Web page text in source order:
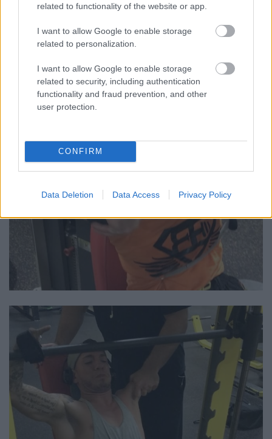
related to functionality of the website or app.
I want to allow Google to enable storage
related to personalization.
I want to allow Google to enable storage
related to security, including authentication
functionality and fraud prevention, and other
user protection.
CONFIRM
Data Deletion Data Access Privacy Policy